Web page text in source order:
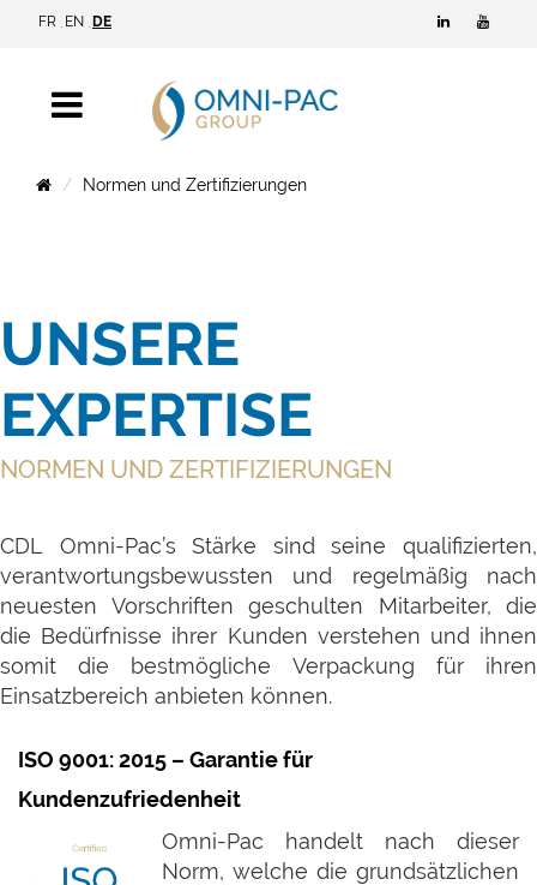
FR EN DE
Normen und Zertifizierungen
UNSERE
EXPERTISE
NORMEN UND ZERTIFIZIERUNGEN
CDL Omni-Pac’s Stärke sind seine qualifizierten,
verantwortungsbewussten und regelmäßig nach
neuesten Vorschriften geschulten Mitarbeiter, die
die Bedürfnisse ihrer Kunden verstehen und ihnen
somit die bestmögliche Verpackung für ihren
Einsatzbereich anbieten können.
ISO 9001: 2015 – Garantie für
Kundenzufriedenheit
Omni-Pac handelt nach dieser
Norm, welche die grundsätzlichen